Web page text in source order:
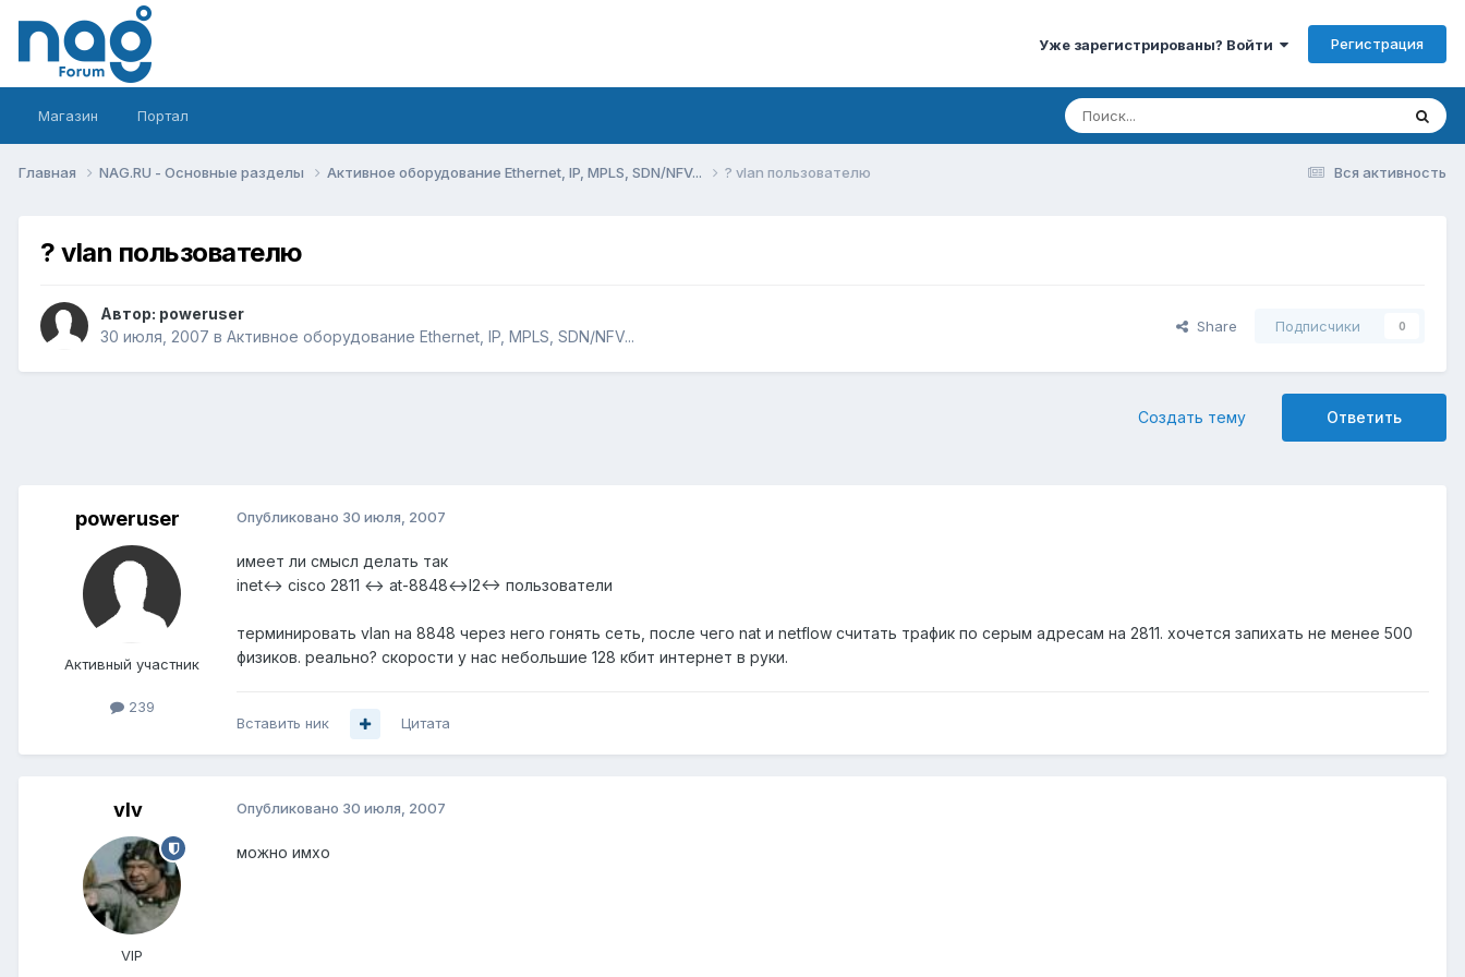
Уже зарегистрированы? Войти Регистрация
Магазин Портал
Вся активность
Главная NAG.RU - Основные разделы Активное оборудование Ethernet, IP, MPLS, SDN/NFV... ? vlan пользователю
? vlan пользователю
Автор: poweruser
30 июля, 2007 в Активное оборудование Ethernet, IP, MPLS, SDN/NFV...
Share Подписчики 0
Ответить
Создать тему
poweruser
Активный участник
239
Опубликовано 30 июля, 2007
имеет ли смысл делать так
inet<-> cisco 2811 <-> at-8848<->l2<-> пользователи
терминировать vlan на 8848 через него гонять сеть, после чего nat и netflow считать трафик по серым адресам на 2811. хочется запихать не менее 500
физиков. реально? скорости у нас небольшие 128 кбит интернет в руки.
Вставить ник Цитата
vIv
VIP
Опубликовано 30 июля, 2007
можно имхо